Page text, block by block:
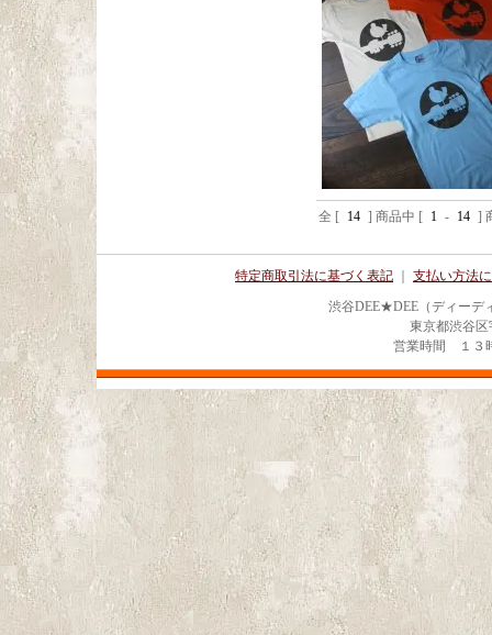
全 [ 14 ] 商品中 [ 1 - 14 ]
特定商取引法に基づく表記
支払い方法
渋谷DEE★DEE（ディーデ
東京都渋谷
営業時間 １３